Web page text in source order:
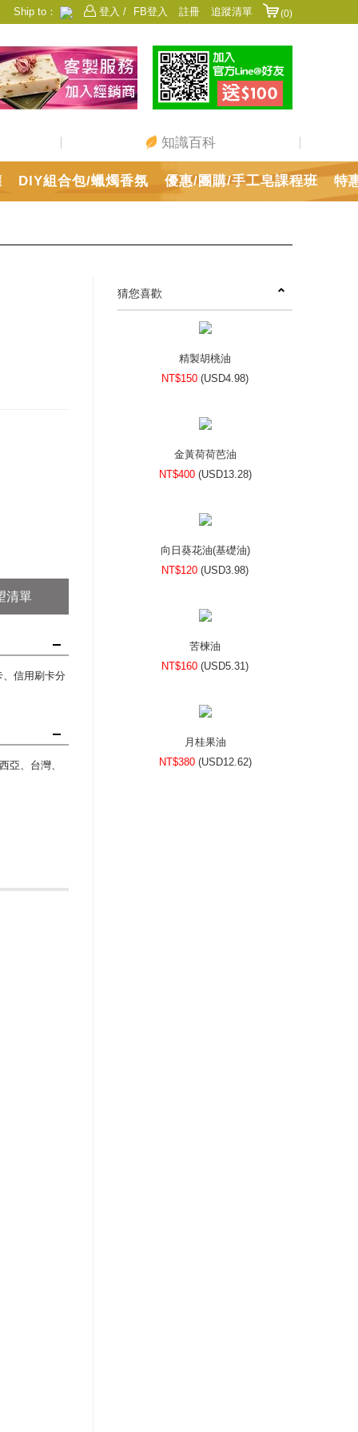
登入 / FB登入 註冊 追蹤清單
Ship to：
香港 日本 中國
澳門 美國 新加坡
DIY組合包/蠟燭香氛 優惠/團購/手工皂課程班 特
(0)
知識百科
清單
信用刷卡分
亞、台灣、
猜您喜歡
精製胡桃油
NT$150 (USD4.98)
金黃荷荷芭油
NT$400 (USD13.28)
向日葵花油(基礎油)
NT$120 (USD3.98)
苦楝油
NT$160 (USD5.31)
月桂果油
NT$380 (USD12.62)